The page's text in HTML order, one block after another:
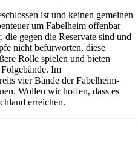
ist und keinen gemeinen
um Fabelheim offenbar
gegen die Reservate sind und
nicht befürworten, diese
Rolle spielen und bieten
Im
vier Bände der Fabelheim-
Wollen wir hoffen, dass es
erreichen.